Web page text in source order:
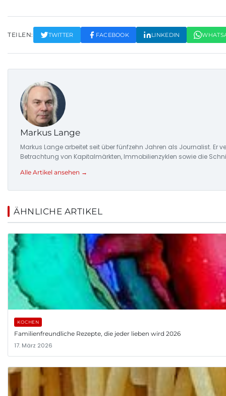
TEILEN: TWITTER FACEBOOK LINKEDIN
Markus Lange
Markus Lange arbeitet seit über fünfzehn Jahren als Journalist.
Betrachtung von Kapitalmärkten, Immobilienzyklen sowie die
Alle Artikel ansehen →
ÄHNLICHE ARTIKEL
KOCHEN
Familienfreundliche Rezepte, die jeder lieben wird 2026
17. März 2026